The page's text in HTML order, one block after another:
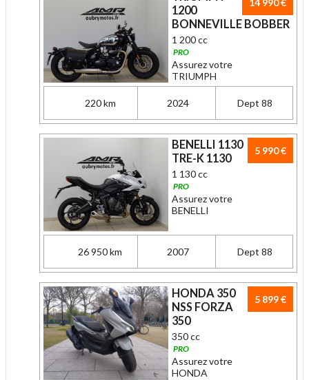
1200
BONNEVILLE BOBBER
1 200 cc
PRO
Assurez votre
TRIUMPH
220 km 2024 Dept 88
5 990 €
BENELLI 1130
TRE-K 1130
1 130 cc
PRO
Assurez votre
BENELLI
26 950 km 2007 Dept 88
5 899 €
HONDA 350
NSS FORZA
350
350 cc
PRO
Assurez votre
HONDA